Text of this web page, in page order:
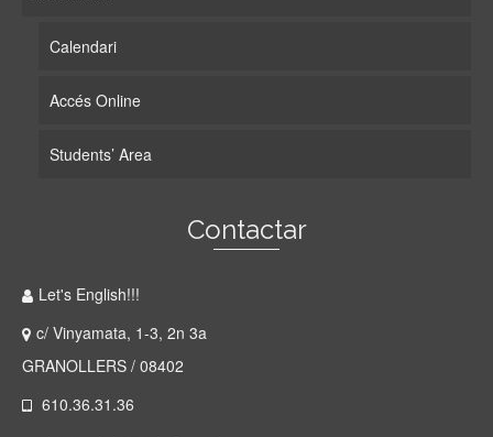
Calendari
Accés Online
Students’ Area
Contactar
Let's English!!!
c/ Vinyamata, 1-3, 2n 3a
GRANOLLERS / 08402
610.36.31.36